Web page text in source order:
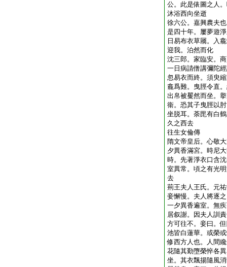
公。此是俵圖之人
沐浴西向坐逝
徐六公。嘉興農夫
是四十年。屢夢遊
日易布衣草屩。入
迎我。泊然而化
沈三郎。家臨安。
一日病請僧講彌陀
忽易衣而終。須臾
龕爲難。曳脛令直
出帛被矍然而坐。
衞。恐其子曳脛以
坐脱耳。荼毘有白
久之西去
往生女倫傳
隋文帝皇后。心敬
夕異香滿宮。時尼
時。先著淨衣口含
室異常。頃之有光
去
荊王夫人王氏。元
妾懈慢。夫人將逐
一夕異香遍室。無
居叙謝。因夫人訓
方可往不。妾曰。
池皆白蓮華。或榮
修西方人也。人間
花隨其勤墮榮悴各
坐。其衣飄揚隨風